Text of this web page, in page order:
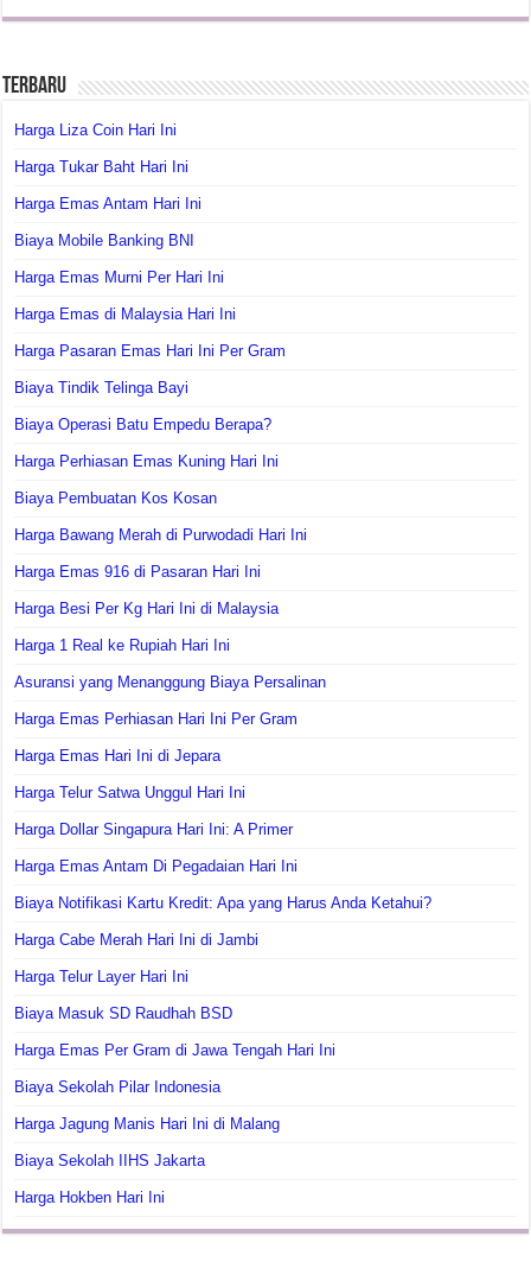
Terbaru
Harga Liza Coin Hari Ini
Harga Tukar Baht Hari Ini
Harga Emas Antam Hari Ini
Biaya Mobile Banking BNI
Harga Emas Murni Per Hari Ini
Harga Emas di Malaysia Hari Ini
Harga Pasaran Emas Hari Ini Per Gram
Biaya Tindik Telinga Bayi
Biaya Operasi Batu Empedu Berapa?
Harga Perhiasan Emas Kuning Hari Ini
Biaya Pembuatan Kos Kosan
Harga Bawang Merah di Purwodadi Hari Ini
Harga Emas 916 di Pasaran Hari Ini
Harga Besi Per Kg Hari Ini di Malaysia
Harga 1 Real ke Rupiah Hari Ini
Asuransi yang Menanggung Biaya Persalinan
Harga Emas Perhiasan Hari Ini Per Gram
Harga Emas Hari Ini di Jepara
Harga Telur Satwa Unggul Hari Ini
Harga Dollar Singapura Hari Ini: A Primer
Harga Emas Antam Di Pegadaian Hari Ini
Biaya Notifikasi Kartu Kredit: Apa yang Harus Anda Ketahui?
Harga Cabe Merah Hari Ini di Jambi
Harga Telur Layer Hari Ini
Biaya Masuk SD Raudhah BSD
Harga Emas Per Gram di Jawa Tengah Hari Ini
Biaya Sekolah Pilar Indonesia
Harga Jagung Manis Hari Ini di Malang
Biaya Sekolah IIHS Jakarta
Harga Hokben Hari Ini